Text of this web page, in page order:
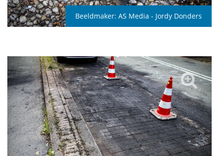
Beeldmaker: AS Media - Jordy Donders